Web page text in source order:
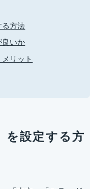
る方法
良いか
リット
を設定する方